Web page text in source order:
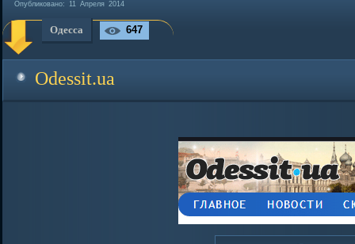
Опубликовано: 11 Апреля 2014
Одесса 647
Odessit.ua